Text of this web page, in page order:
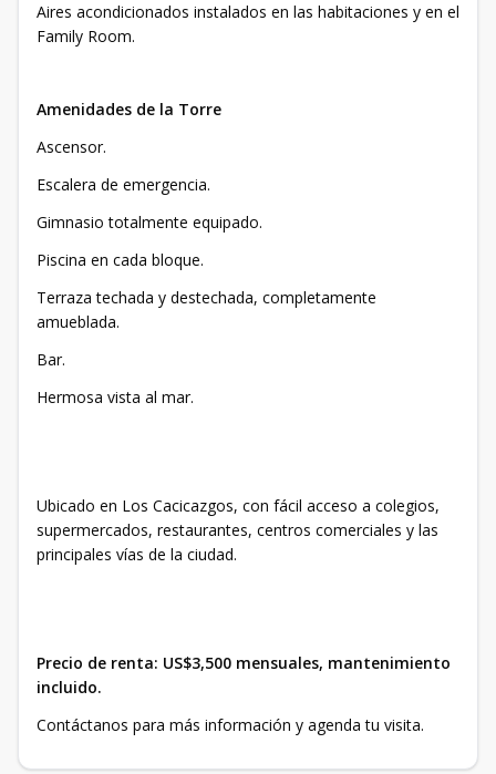
Aires acondicionados instalados en las habitaciones y en el
Family Room.
Amenidades de la Torre
Ascensor.
Escalera de emergencia.
Gimnasio totalmente equipado.
Piscina en cada bloque.
Terraza techada y destechada, completamente
amueblada.
Bar.
Hermosa vista al mar.
Ubicado en Los Cacicazgos, con fácil acceso a colegios,
supermercados, restaurantes, centros comerciales y las
principales vías de la ciudad.
Precio de renta: US$3,500 mensuales, mantenimiento
incluido.
Contáctanos para más información y agenda tu visita.